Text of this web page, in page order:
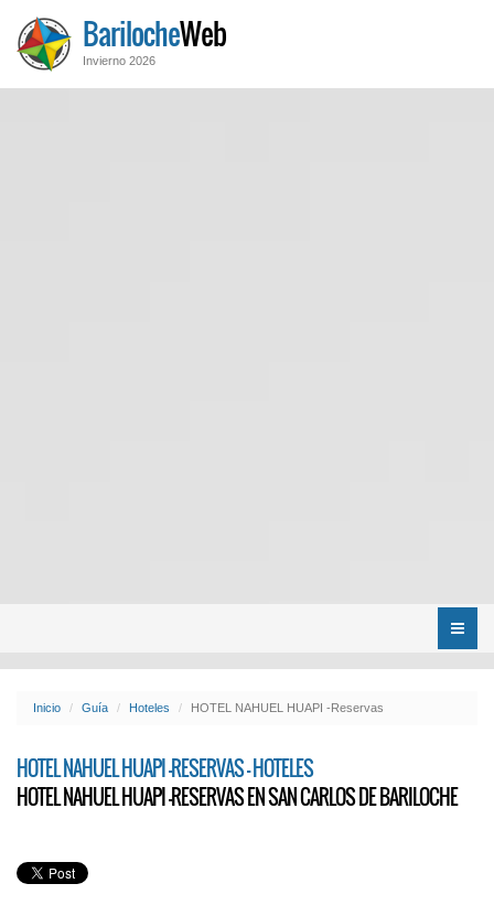
BarilocheWeb
Invierno 2026
Menú
Inicio Guía Hoteles HOTEL NAHUEL HUAPI -Reservas
HOTEL NAHUEL HUAPI -RESERVAS - HOTELES
HOTEL NAHUEL HUAPI -RESERVAS EN SAN CARLOS DE BARILOCHE